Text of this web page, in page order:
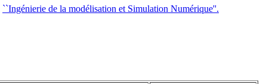
``Ingénierie de la modélisation et Simulation Numérique''.